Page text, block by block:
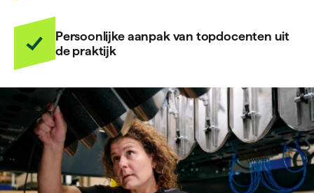
Persoonlijke aanpak van topdocenten uit
de praktijk